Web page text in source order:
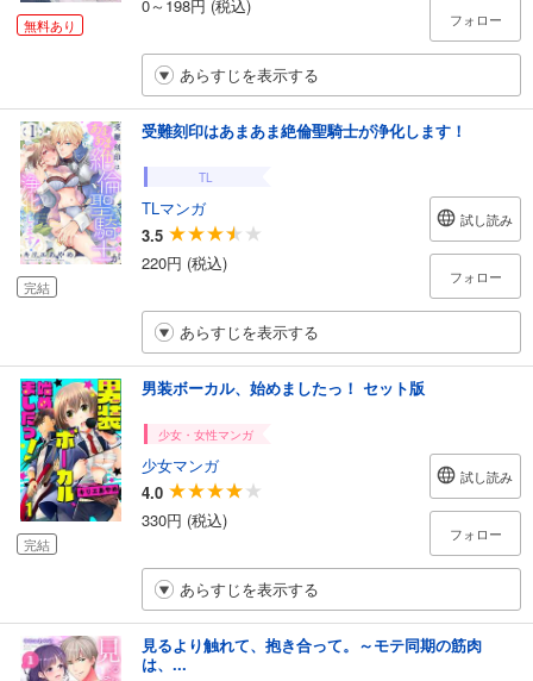
無料あり
0～198円 (税込)
フォロー
あらすじを表示する
完結
受難刻印はあまあま絶倫聖騎士が浄化します！
TL
TLマンガ
3.5
220円 (税込)
試し読み
フォロー
あらすじを表示する
完結
男装ボーカル、始めましたっ！ セット版
少女・女性マンガ
少女マンガ
4.0
330円 (税込)
試し読み
フォロー
あらすじを表示する
見るより触れて、抱き合って。～モテ同期の筋肉
は、...